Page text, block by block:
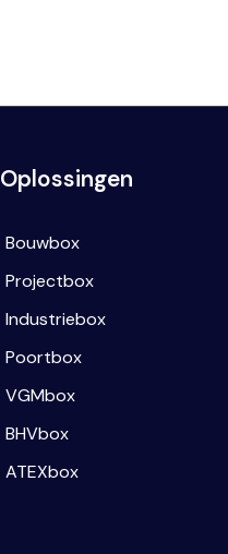
Oplossingen
Bouwbox
Projectbox
Industriebox
Poortbox
VGMbox
BHVbox
ATEXbox